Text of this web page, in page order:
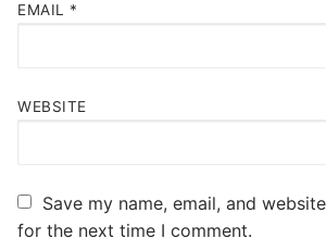
EMAIL *
WEBSITE
Save my name, email, and
for the next time I comment.